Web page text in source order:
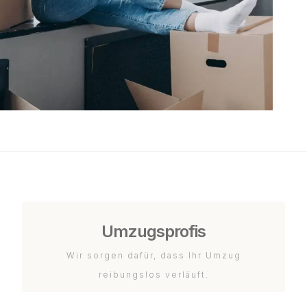
Umzugsprofis
Wir sorgen dafür, dass Ihr Umzug
reibungslos verläuft.